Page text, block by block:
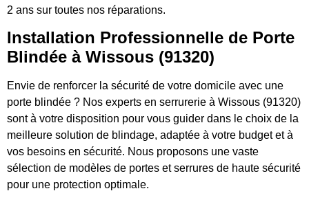
2 ans sur toutes nos réparations.
Installation Professionnelle de Porte
Blindée à Wissous (91320)
Envie de renforcer la sécurité de votre domicile avec une
porte blindée ? Nos experts en serrurerie à Wissous (91320)
sont à votre disposition pour vous guider dans le choix de la
meilleure solution de blindage, adaptée à votre budget et à
vos besoins en sécurité. Nous proposons une vaste
sélection de modèles de portes et serrures de haute sécurité
pour une protection optimale.